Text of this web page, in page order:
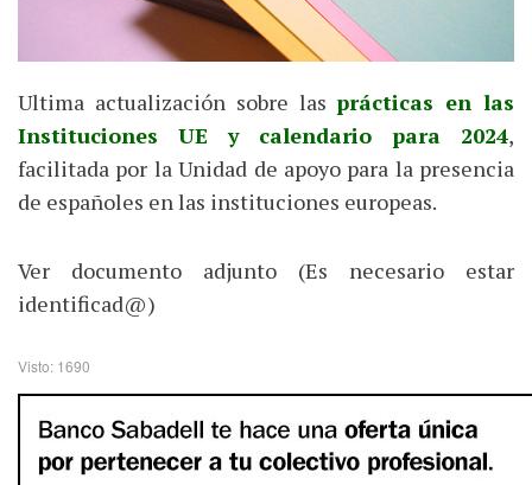
Ultima actualización sobre lasprácticas en las
Instituciones UE y calendario para 2024,
facilitada por la Unidad de apoyo para la presencia
de españoles en las instituciones europeas.
Ver documento adjunto (Es necesario estar
identificad@)
Visto: 1690